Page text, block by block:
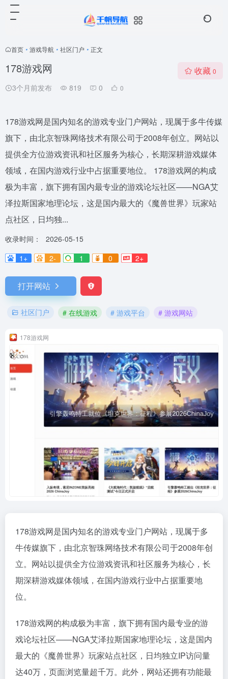
首页 • 游戏导航 • 社区门户 • 正文
178游戏网
3个月前发布 819 0 0
收藏 0
178游戏网是国内知名的游戏专业门户网站，现属于多牛传媒
旗下，由北京智珠网络技术有限公司于2008年创立。网站以
提供全方位游戏资讯和社区服务为核心，长期深耕游戏媒体
领域，在国内游戏行业中占据重要地位。 178游戏网的构成
极为丰富，旗下拥有国内最专业的游戏论坛社区——NGA艾
泽拉斯国家地理论坛，这是国内最大的《魔兽世界》玩家站
点社区，日均独...
收录时间：
2026-05-15
1+
2- 1 0 2+
打开网站
社区门户 # 在线游戏 # 游戏平台 # 游戏网站
178游戏网
178游戏网是国内知名的游戏专业门户网站，现属于多
牛传媒旗下，由北京智珠网络技术有限公司于2008年创
立。网站以提供全方位游戏资讯和社区服务为核心，长
期深耕游戏媒体领域，在国内游戏行业中占据重要地
位。
178游戏网的构成极为丰富，旗下拥有国内最专业的游
戏论坛社区——NGA艾泽拉斯国家地理论坛，这是国内
最大的《魔兽世界》玩家站点社区，日均独立IP访问量
达40万，页面浏览量超千万。此外，网站还拥有功能最